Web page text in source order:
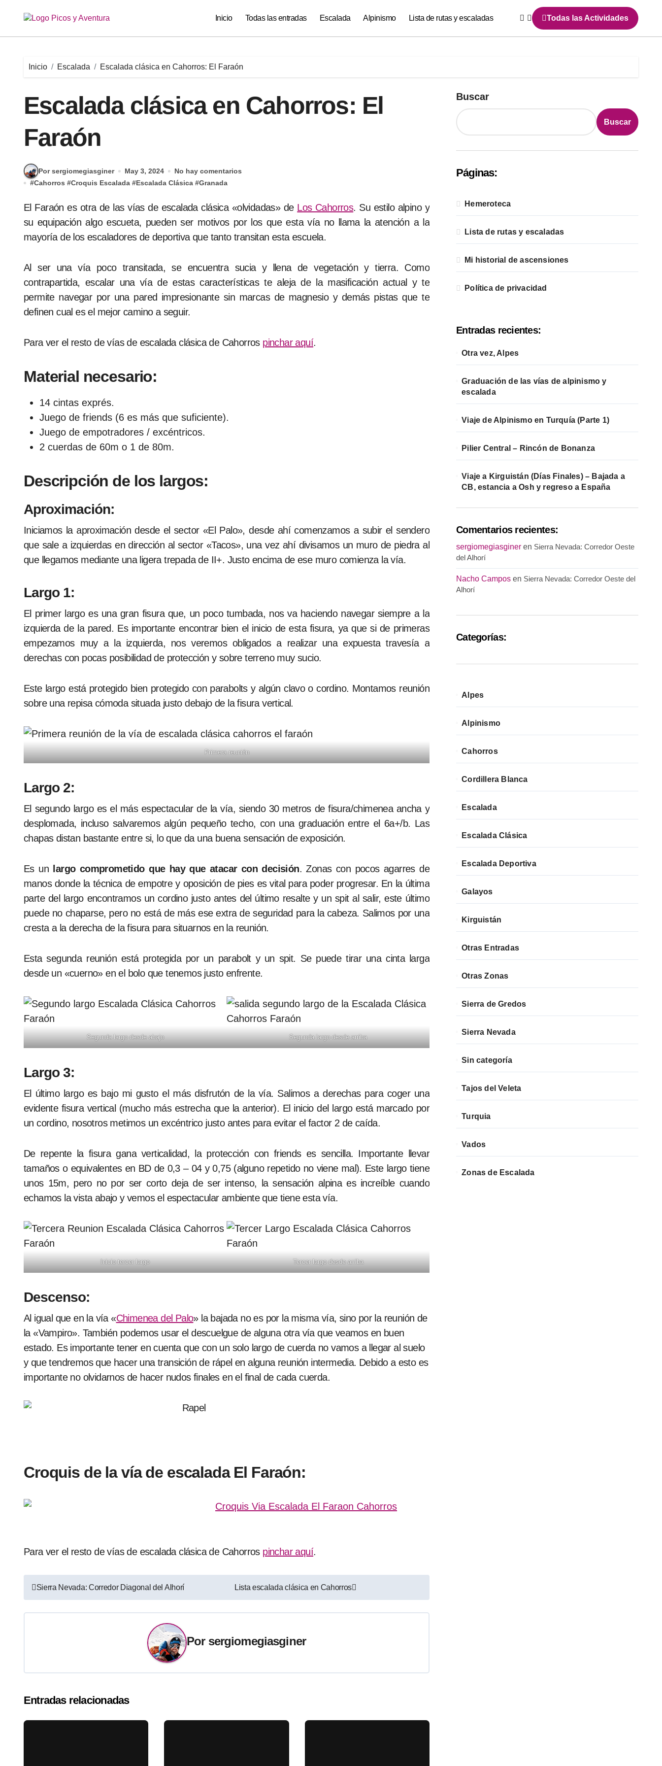
Inicio Todas las entradas Escalada Alpinismo Lista de rutas y escaladas Todas las Actividades
Inicio Escalada Escalada clásica en Cahorros: El Faraón
Escalada clásica en Cahorros: El
Faraón
Por sergiomegiasginer May 3, 2024
No hay comentarios
#Cahorros #Croquis Escalada #Escalada Clásica #Granada
El Faraón es otra de las vías de escalada clásica «olvidadas» de Los Cahorros. Su estilo alpino y
su equipación algo escueta, pueden ser motivos por los que esta vía no llama la atención a la
mayoría de los escaladores de deportiva que tanto transitan esta escuela.
Al ser una vía poco transitada, se encuentra sucia y llena de vegetación y tierra. Como
contrapartida, escalar una vía de estas características te aleja de la masificación actual y te
permite navegar por una pared impresionante sin marcas de magnesio y demás pistas que te
definen cual es el mejor camino a seguir.
Para ver el resto de vías de escalada clásica de Cahorros pinchar aquí.
Material necesario:
14 cintas exprés.
Juego de friends (6 es más que suficiente).
Juego de empotradores / excéntricos.
2 cuerdas de 60m o 1 de 80m.
Descripción de los largos:
Aproximación:
Iniciamos la aproximación desde el sector «El Palo», desde ahí comenzamos a subir el sendero
que sale a izquierdas en dirección al sector «Tacos», una vez ahí divisamos un muro de piedra al
que llegamos mediante una ligera trepada de II+. Justo encima de ese muro comienza la vía.
Largo 1:
El primer largo es una gran fisura que, un poco tumbada, nos va haciendo navegar siempre a la
izquierda de la pared. Es importante encontrar bien el inicio de esta fisura, ya que si de primeras
empezamos muy a la izquierda, nos veremos obligados a realizar una expuesta travesía a
derechas con pocas posibilidad de protección y sobre terreno muy sucio.
Este largo está protegido bien protegido con parabolts y algún clavo o cordino. Montamos reunión
sobre una repisa cómoda situada justo debajo de la fisura vertical.
Primera reunión
Largo 2:
El segundo largo es el más espectacular de la vía, siendo 30 metros de fisura/chimenea ancha y
desplomada, incluso salvaremos algún pequeño techo, con una graduación entre el 6a+/b. Las
chapas distan bastante entre si, lo que da una buena sensación de exposición.
Es un largo comprometido que hay que atacar con decisión. Zonas con pocos agarres de
manos donde la técnica de empotre y oposición de pies es vital para poder progresar. En la última
parte del largo encontramos un cordino justo antes del último resalte y un spit al salir, este último
puede no chaparse, pero no está de más ese extra de seguridad para la cabeza. Salimos por una
cresta a la derecha de la fisura para situarnos en la reunión.
Esta segunda reunión está protegida por un parabolt y un spit. Se puede tirar una cinta larga
desde un «cuerno» en el bolo que tenemos justo enfrente.
Segunda largo desde abajo Segunda largo desde arriba
Largo 3:
El último largo es bajo mi gusto el más disfrutón de la vía. Salimos a derechas para coger una
evidente fisura vertical (mucho más estrecha que la anterior). El inicio del largo está marcado por
un cordino, nosotros metimos un excéntrico justo antes para evitar el factor 2 de caída.
De repente la fisura gana verticalidad, la protección con friends es sencilla. Importante llevar
tamaños o equivalentes en BD de 0,3 – 04 y 0,75 (alguno repetido no viene mal). Este largo tiene
unos 15m, pero no por ser corto deja de ser intenso, la sensación alpina es increíble cuando
echamos la vista abajo y vemos el espectacular ambiente que tiene esta vía.
Inicio tercer largo Tercer largo desde arriba
Descenso:
Al igual que en la vía «Chimenea del Palo» la bajada no es por la misma vía, sino por la reunión de
la «Vampiro». También podemos usar el descuelgue de alguna otra vía que veamos en buen
estado. Es importante tener en cuenta que con un solo largo de cuerda no vamos a llegar al suelo
y que tendremos que hacer una transición de rápel en alguna reunión intermedia. Debido a esto es
importante no olvidarnos de hacer nudos finales en el final de cada cuerda.
Croquis de la vía de escalada El Faraón:
Para ver el resto de vías de escalada clásica de Cahorros pinchar aquí.
Navegación
Sierra Nevada: Corredor Diagonal del Alhorí Lista escalada clásica en Cahorros
Por sergiomegiasginer
Entradas relacionadas
Buscar
Buscar
Páginas:
Hemeroteca
Lista de rutas y escaladas
Mi historial de ascensiones
Política de privacidad
Entradas recientes:
Otra vez, Alpes
Graduación de las vías de alpinismo y
escalada
Viaje de Alpinismo en Turquía (Parte 1)
Pilier Central – Rincón de Bonanza
Viaje a Kirguistán (Días Finales) – Bajada a
CB, estancia a Osh y regreso a España
Comentarios recientes:
sergiomegiasginer en Sierra Nevada: Corredor Oeste
del Alhorí
Nacho Campos en Sierra Nevada: Corredor Oeste del
Alhorí
Categorías:
Alpes
Alpinismo
Cahorros
Cordillera Blanca
Escalada
Escalada Clásica
Escalada Deportiva
Galayos
Kirguistán
Otras Entradas
Otras Zonas
Sierra de Gredos
Sierra Nevada
Sin categoría
Tajos del Veleta
Turquia
Vados
Zonas de Escalada